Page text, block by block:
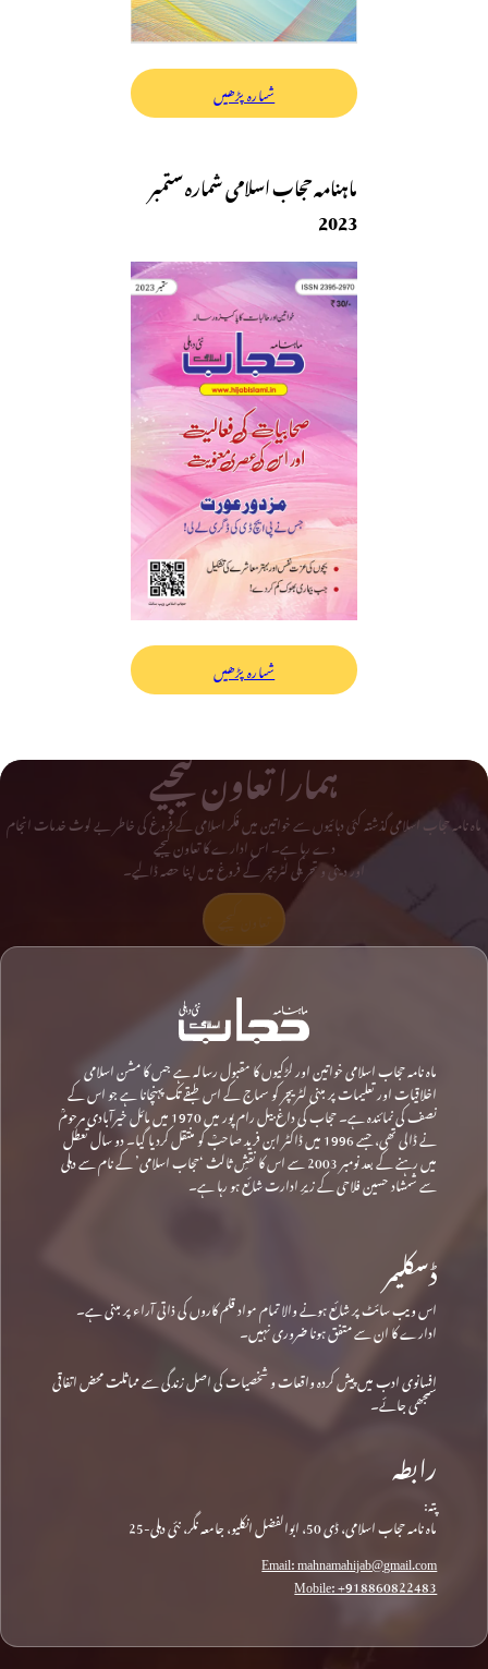
شمارہ پڑھیں
ماہنامہ حجاب اسلامی شمارہ ستمبر
2023
شمارہ پڑھیں
ہمارا تعاون کیجیے
ماہ نامہ حجاب اسلامی گذشتہ کئی دہائیوں سے خواتین میں فکر اسلامی کے فروغ کی خاطر بے لوث خدمات انجام
دے رہا ہے۔ اس ادارے کا تعاون کیجیے
اور دینی و تحریکی لٹریچر کے فروغ میں اپنا حصہ ڈالیے۔
ماہ نامہ حجاب اسلامی خواتین اور لڑکیوں کا مقبول رسالہ ہے جس کا مشن اسلامی
اخلاقیات اور تعلیمات پر مبنی لٹریچر کو سماج کے اس طبقے تک پہنچانا ہے جو اس کے
نصف کی نمائندہ ہے۔ حجاب کی داغ بیل رام پور میں 1970 میں مائل خیرآبادی مرحومؒ
نے ڈالی تھی، جسے 1996 میں ڈاکٹر ابن فرید صاحبؒ کو منتقل کردیا گیا۔ دو سال تعطل
میں رہنے کے بعد نومبر 2003 سے اس کا نقشِ ثالث ‘حجاب اسلامی’ کے نام سے دہلی
سے شمشاد حسین فلاحی کے زیرِ ادارت شائع ہو رہا ہے۔
ڈسکلیمر
اس ویب سائٹ پر شائع ہونے والا تمام مواد قلم کاروں کی ذاتی آراء پر مبنی ہے۔
ادارے کا ان سے متفق ہونا ضروری نہیں۔
افسانوی ادب میں پیش کردہ واقعات و شخصیات کی اصل زندگی سے مماثلت محض اتفاقی
سمجھی جائے۔
رابطہ
پتہ:
ماہ نامہ حجاب اسلامی، ڈی 50، ابوالفضل انکلیو، جامعہ نگر، نئی دہلی-25
Email: mahnamahijab@gmail.com
Mobile: +918860822483